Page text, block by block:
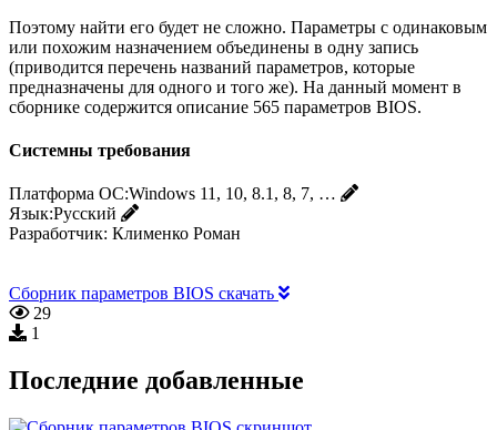
Поэтому найти его будет не сложно. Параметры с одинаковым
или похожим назначением объединены в одну запись
(приводится перечень названий параметров, которые
предназначены для одного и того же). На данный момент в
сборнике содержится описание 565 параметров BIOS.
Системны требования
Платформа ОС:Windows 11, 10, 8.1, 8, 7, …
Язык:Русский
Разработчик: Клименко Роман
Сборник параметров BIOS скачать
29
1
Последние добавленные